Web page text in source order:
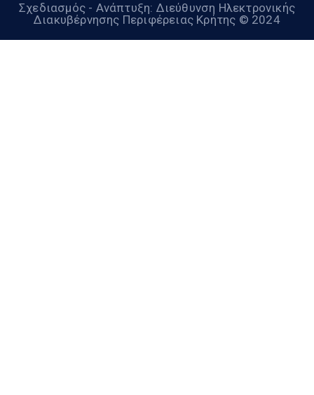
Σχεδιασμός - Ανάπτυξη: Διεύθυνση Ηλεκτρονικής
Διακυβέρνησης Περιφέρειας Κρήτης © 2024